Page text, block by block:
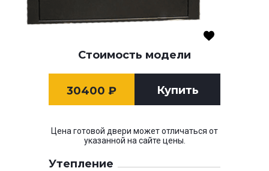
Стоимость модели
30400 ₽ Купить
Цена готовой двери может отличаться от
указанной на сайте цены.
Утепление